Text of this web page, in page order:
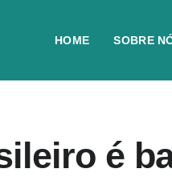
HOME SOBRE
é